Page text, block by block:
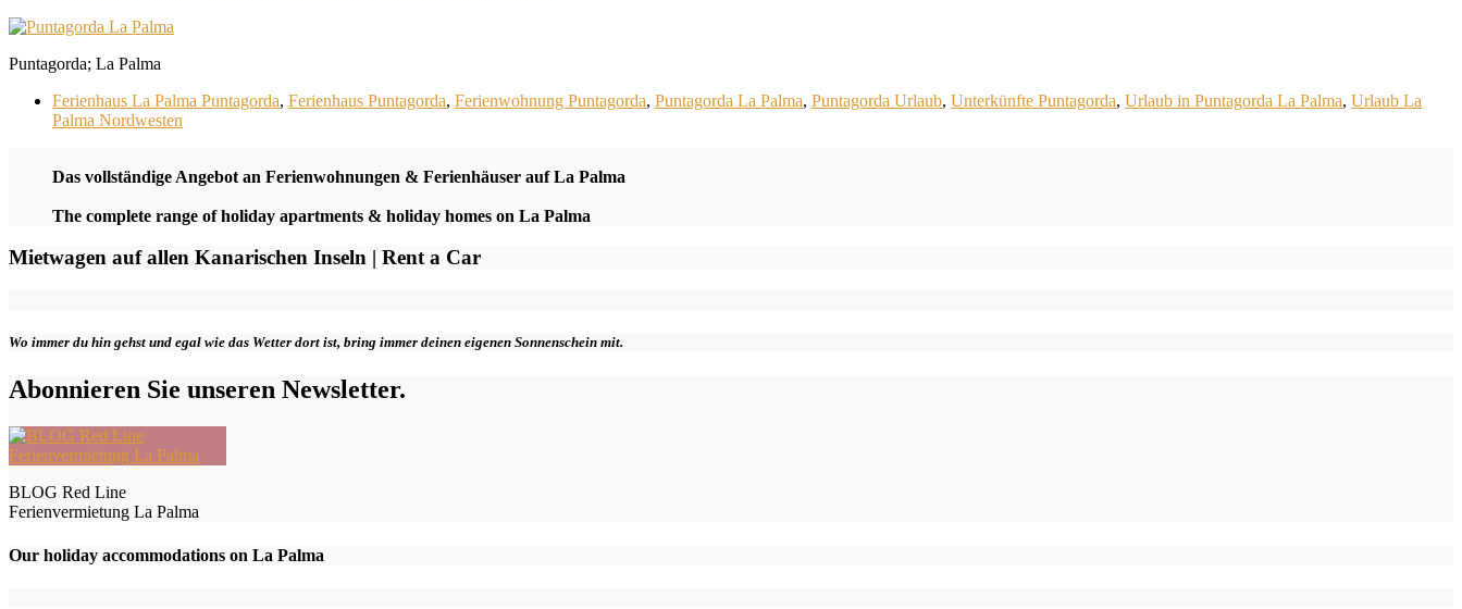
Puntagorda; La Palma
Ferienhaus La Palma Puntagorda, Ferienhaus Puntagorda, Ferienwohnung Puntagorda, Puntagorda La Palma, Puntagorda Urlaub, Unterkünfte Puntagorda, Urlaub in Puntagorda La Palma, Urlaub La
Palma Nordwesten
Das vollständige Angebot an Ferienwohnungen & Ferienhäuser auf La Palma
The complete range of holiday apartments & holiday homes on La Palma
Mietwagen auf allen Kanarischen Inseln | Rent a Car
Wo immer du hin gehst und egal wie das Wetter dort ist, bring immer deinen eigenen Sonnenschein mit.
Abonnieren Sie unseren Newsletter.
BLOG Red Line
Ferienvermietung La Palma
Our holiday accommodations on La Palma